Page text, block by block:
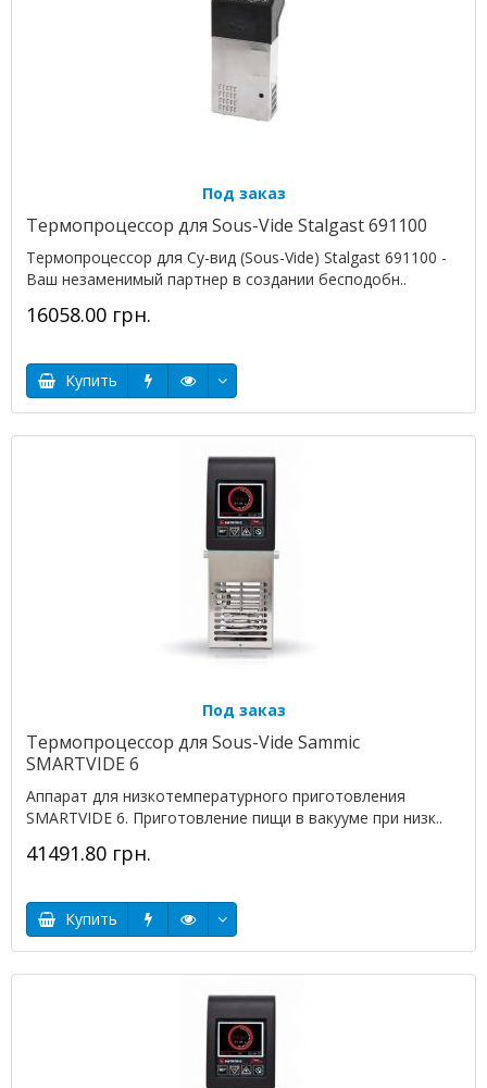
Под заказ
Термопроцессор для Sous-Vide Stalgast 691100
Термопроцессор для Су-вид (Sous-Vide) Stalgast 691100 -
Ваш незаменимый партнер в создании бесподобн..
16058.00 грн.
Купить
Под заказ
Термопроцессор для Sous-Vide Sammic
SMARTVIDE 6
Аппарат для низкотемпературного приготовления
SMARTVIDE 6. Приготовление пищи в вакууме при низк..
41491.80 грн.
Купить